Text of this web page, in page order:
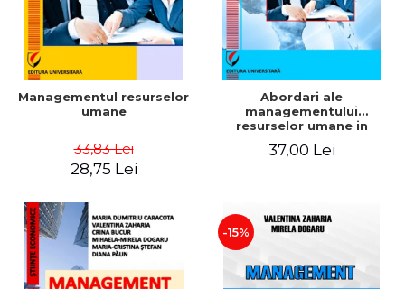
Managementul resurselor
umane
33,83 Lei
28,75 Lei
Abordari ale
managementului
resurselor umane in
37,00 Lei
-15%